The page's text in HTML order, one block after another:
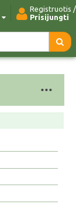
Registruotis /
Prisijungti
Kontaktai
...